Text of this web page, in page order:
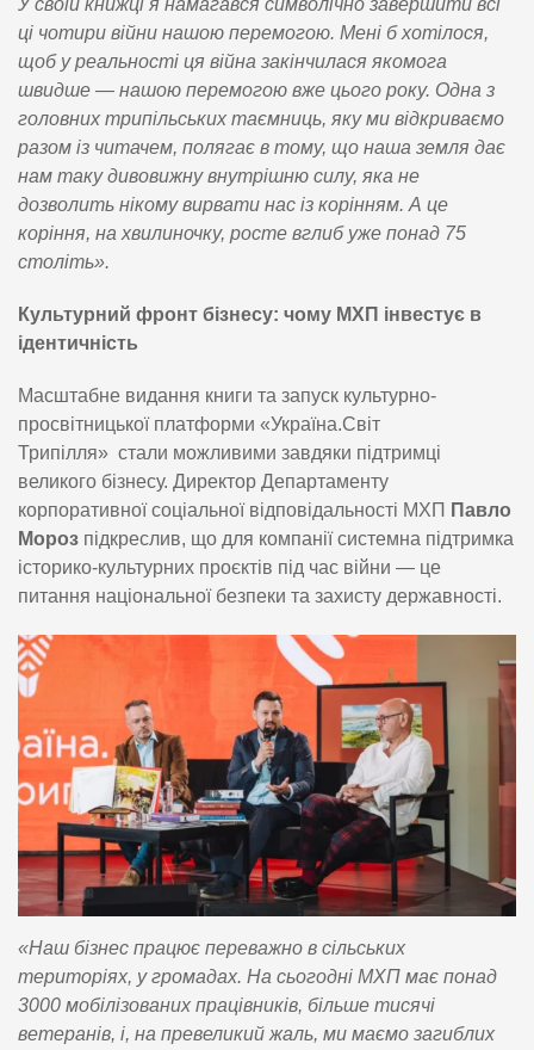
У своїй книжці я намагався символічно завершити всі
ці чотири війни нашою перемогою. Мені б хотілося,
щоб у реальності ця війна закінчилася якомога
швидше — нашою перемогою вже цього року. Одна з
головних трипільських таємниць, яку ми відкриваємо
разом із читачем, полягає в тому, що наша земля дає
нам таку дивовижну внутрішню силу, яка не
дозволить нікому вирвати нас із корінням. А це
коріння, на хвилиночку, росте вглиб уже понад 75
століть».
Культурний фронт бізнесу: чому МХП інвестує в
ідентичність
Масштабне видання книги та запуск культурно-
просвітницької платформи «Україна.Світ
Трипілля» стали можливими завдяки підтримці
великого бізнесу. Директор Департаменту
корпоративної соціальної відповідальності МХП Павло
Мороз підкреслив, що для компанії системна підтримка
історико-культурних проєктів під час війни — це
питання національної безпеки та захисту державності.
«Наш бізнес працює переважно в сільських
територіях, у громадах. На сьогодні МХП має понад
3000 мобілізованих працівників, більше тисячі
ветеранів, і, на превеликий жаль, ми маємо загиблих